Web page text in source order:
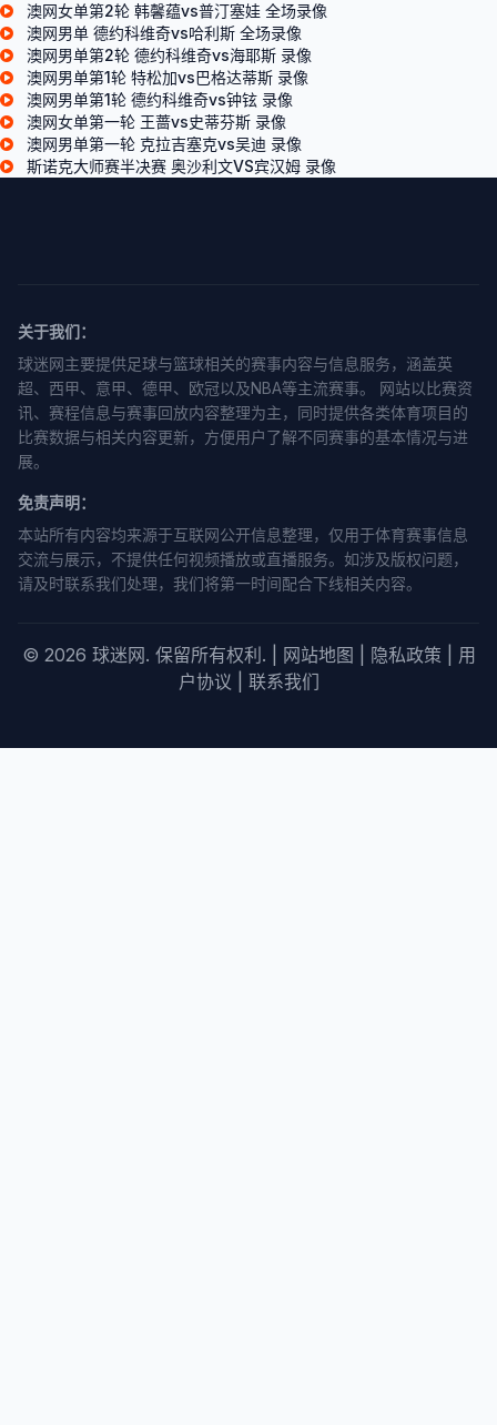
澳网女单第2轮 韩馨蕴vs普汀塞娃 全场录像
澳网男单 德约科维奇vs哈利斯 全场录像
澳网男单第2轮 德约科维奇vs海耶斯 录像
澳网男单第1轮 特松加vs巴格达蒂斯 录像
澳网男单第1轮 德约科维奇vs钟铉 录像
澳网女单第一轮 王蔷vs史蒂芬斯 录像
澳网男单第一轮 克拉吉塞克vs吴迪 录像
斯诺克大师赛半决赛 奥沙利文VS宾汉姆 录像
关于我们：
球迷网主要提供足球与篮球相关的赛事内容与信息服务，涵盖英
超、西甲、意甲、德甲、欧冠以及NBA等主流赛事。 网站以比赛资
讯、赛程信息与赛事回放内容整理为主，同时提供各类体育项目的
比赛数据与相关内容更新，方便用户了解不同赛事的基本情况与进
展。
免责声明：
本站所有内容均来源于互联网公开信息整理，仅用于体育赛事信息
交流与展示，不提供任何视频播放或直播服务。如涉及版权问题，
请及时联系我们处理，我们将第一时间配合下线相关内容。
© 2026 球迷网. 保留所有权利. | 网站地图 隐私政策
用
户协议
联系我们